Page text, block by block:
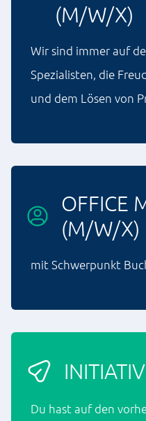
(M/W/X)
Wir sind immer auf
Spezialisten, die
und dem Lösen von
OFFICE
(M/W/X)
mit Schwerpunkt
Du hast auf den